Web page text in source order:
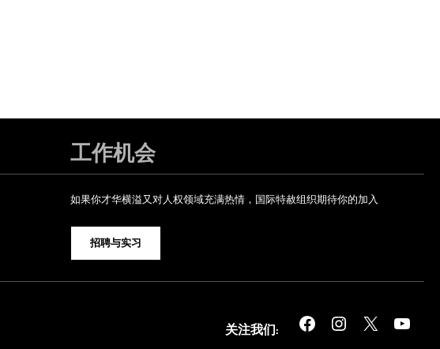
工作机会
如果你才华横溢又对人权领域充满热情，国际特赦组织期待你的加入
招聘与实习
关注我们: Facebook Instagram X YouTube